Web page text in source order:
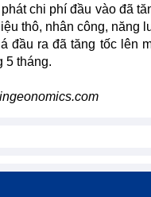
chi phí đầu vào đã
thô, nhân công, năng
đầu ra đã tăng tốc lên
5 tháng.